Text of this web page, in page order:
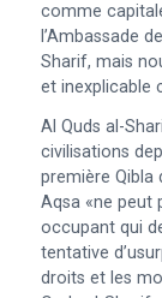
comme
l’Ambassade
Sharif, mais
et inexplicable
Al Quds al-
civilisations
première Qibla
Aqsa «ne peut
occupant qui
tentative
droits et les